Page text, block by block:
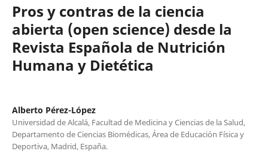
Pros y contras de la ciencia
abierta (open science) desde la
Revista Española de Nutrición
Humana y Dietética
Alberto Pérez-López
Universidad de Alcalá, Facultad de Medicina y Ciencias de la Salud,
Departamento de Ciencias Biomédicas, Área de Educación Física y
Deportiva, Madrid, España.